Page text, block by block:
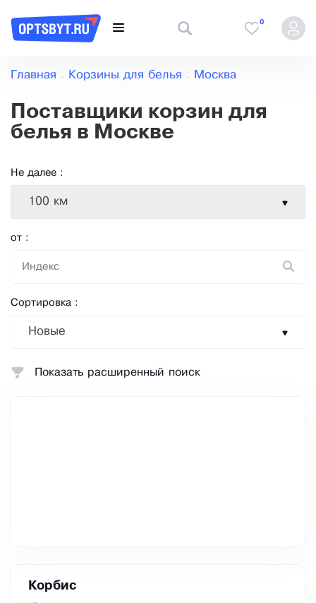
0
Главная Корзины для белья Москва
Поставщики корзин для
белья в Москве
Не далее :
100 км
от :
Сортировка :
Новые
Корбис
Показать расширенный поиск